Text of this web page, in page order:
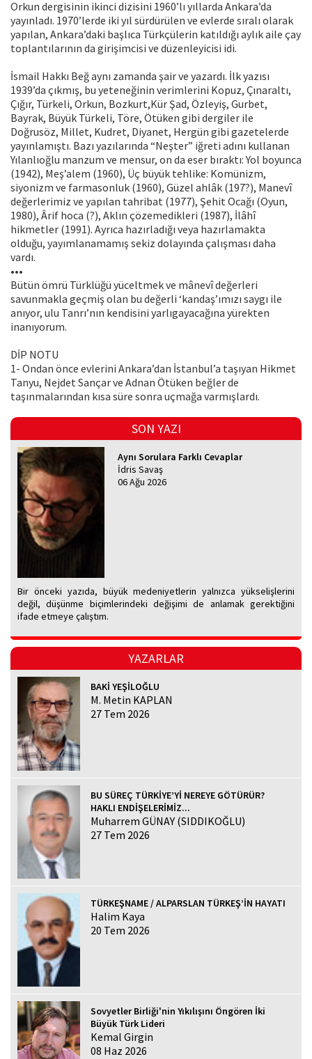
Orkun dergisinin ikinci dizisini 1960’lı yıllarda Ankara’da
yayınladı. 1970’lerde iki yıl sürdürülen ve evlerde sıralı olarak
yapılan, Ankara’daki başlıca Türkçülerin katıldığı aylık aile çay
toplantılarının da girişimcisi ve düzenleyicisi idi.
İsmail Hakkı Beğ aynı zamanda şair ve yazardı. İlk yazısı
1939’da çıkmış, bu yeteneğinin verimlerini Kopuz, Çınaraltı,
Çığır, Türkeli, Orkun, Bozkurt,Kür Şad, Özleyiş, Gurbet,
Bayrak, Büyük Türkeli, Töre, Ötüken gibi dergiler ile
Doğrusöz, Millet, Kudret, Diyanet, Hergün gibi gazetelerde
yayınlamıştı. Bazı yazılarında “Neşter” iğreti adını kullanan
Yılanlıoğlu manzum ve mensur, on da eser bıraktı: Yol boyunca
(1942), Meş’alem (1960), Üç büyük tehlike: Komünizm,
siyonizm ve farmasonluk (1960), Güzel ahlâk (197?), Manevî
değerlerimiz ve yapılan tahribat (1977), Şehit Ocağı (Oyun,
1980), Ârif hoca (?), Aklın çözemedikleri (1987), İlâhî
hikmetler (1991). Ayrıca hazırladığı veya hazırlamakta
olduğu, yayımlanamamış sekiz dolayında çalışması daha
vardı.
•••
Bütün ömrü Türklüğü yüceltmek ve mânevî değerleri
savunmakla geçmiş olan bu değerli ‘kandaş’ımızı saygı ile
anıyor, ulu Tanrı’nın kendisini yarlıgayacağına yürekten
inanıyorum.
DİP NOTU
1- Ondan önce evlerini Ankara’dan İstanbul’a taşıyan Hikmet
Tanyu, Nejdet Sançar ve Adnan Ötüken beğler de
taşınmalarından kısa süre sonra uçmağa varmışlardı.
SON YAZI
Aynı Sorulara Farklı Cevaplar
İdris Savaş
06 Ağu 2026
Bir önceki yazıda, büyük medeniyetlerin yalnızca yükselişlerini
değil, düşünme biçimlerindeki değişimi de anlamak gerektiğini
ifade etmeye çalıştım.
YAZARLAR
BAKİ YEŞİLOĞLU
M. Metin KAPLAN
27 Tem 2026
BU SÜREÇ TÜRKİYE’Yİ NEREYE GÖTÜRÜR?
HAKLI ENDİŞELERİMİZ...
Muharrem GÜNAY (SIDDIKOĞLU)
27 Tem 2026
TÜRKEŞNAME / ALPARSLAN TÜRKEŞ’İN HAYATI
Halim Kaya
20 Tem 2026
Sovyetler Birliği'nin Yıkılışını Öngören İki
Büyük Türk Lideri
Kemal Girgin
08 Haz 2026